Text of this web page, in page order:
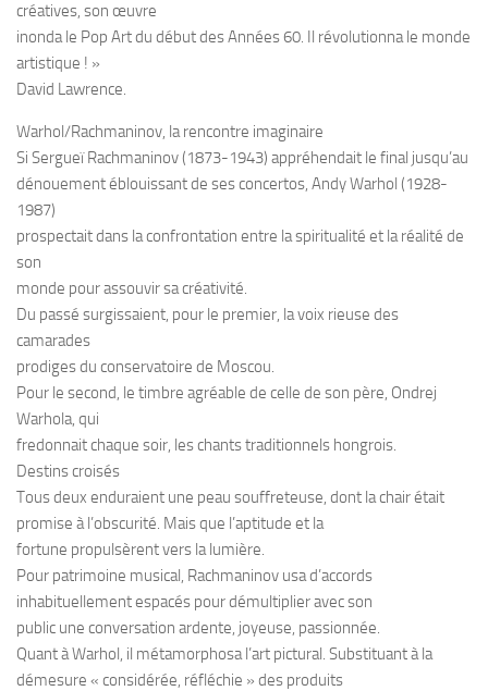
créatives, son œuvre
inonda le Pop Art du début des Années 60. Il révolutionna le monde
artistique ! »
David Lawrence.
Warhol/Rachmaninov, la rencontre imaginaire
Si Sergueï Rachmaninov (1873-1943) appréhendait le final jusqu’au
dénouement éblouissant de ses concertos, Andy Warhol (1928-
1987)
prospectait dans la confrontation entre la spiritualité et la réalité de
son
monde pour assouvir sa créativité.
Du passé surgissaient, pour le premier, la voix rieuse des
camarades
prodiges du conservatoire de Moscou.
Pour le second, le timbre agréable de celle de son père, Ondrej
Warhola, qui
fredonnait chaque soir, les chants traditionnels hongrois.
Destins croisés
Tous deux enduraient une peau souffreteuse, dont la chair était
promise à l’obscurité. Mais que l’aptitude et la
fortune propulsèrent vers la lumière.
Pour patrimoine musical, Rachmaninov usa d’accords
inhabituellement espacés pour démultiplier avec son
public une conversation ardente, joyeuse, passionnée.
Quant à Warhol, il métamorphosa l’art pictural. Substituant à la
démesure « considérée, réfléchie » des produits